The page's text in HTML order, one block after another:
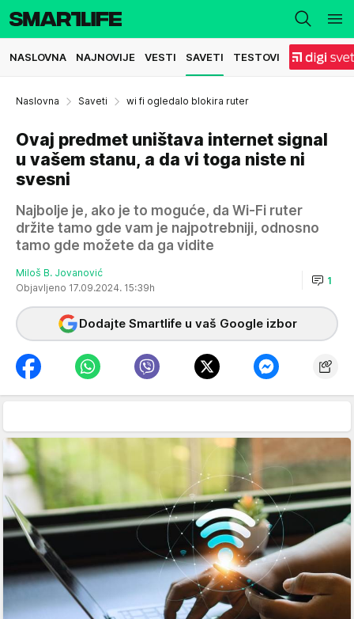
NASLOVNA NAJNOVIJE VESTI SAVETI TESTOVI
Naslovna Saveti wi fi ogledalo blokira ruter
Ovaj predmet uništava internet signal
u vašem stanu, a da vi toga niste ni
svesni
Najbolje je, ako je to moguće, da Wi-Fi ruter
držite tamo gde vam je najpotrebniji, odnosno
tamo gde možete da ga vidite
Miloš B. Jovanović
Objavljeno 17.09.2024. 15:39h
1
Dodajte Smartlife u vaš Google izbor